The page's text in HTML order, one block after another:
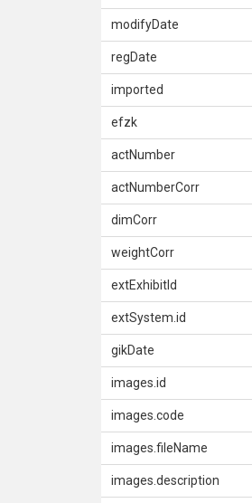
modifyDate
regDate
imported
efzk
actNumber
actNumberCorr
dimCorr
weightCorr
extExhibitId
extSystem.id
gikDate
images.id
images.code
images.fileName
images.description